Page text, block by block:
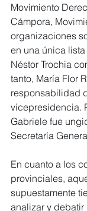
Movimiento
Cámpora,
organizaciones
en una única
Néstor Trochia
tanto, María Flor
responsabilidad
vicepresidencia.
Gabriele fue
Secretaría
En cuanto a los
provinciales,
supuestamente
analizar y